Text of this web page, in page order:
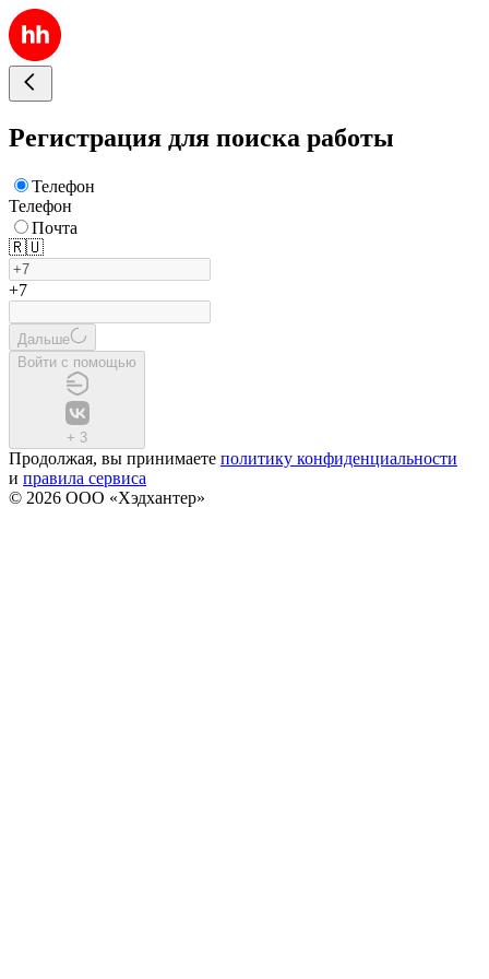
Регистрация для поиска работы
Телефон
Телефон
Почта
🇷🇺
+7
Дальше
Войти с помощью
+ 3
Продолжая, вы принимаете политику конфиденциальности
и правила сервиса
© 2026 ООО «Хэдхантер»